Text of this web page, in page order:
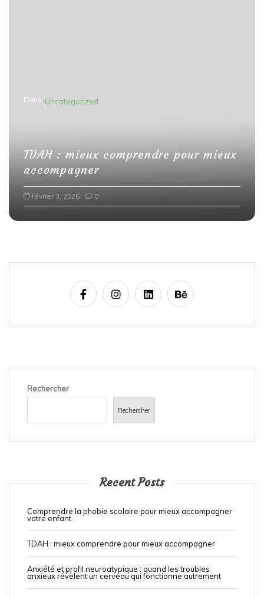
Dans Uncategorized
TDAH : mieux comprendre pour mieux
accompagner
février 3, 2026 0
Rechercher
Rechercher
Recent Posts
Comprendre la phobie scolaire pour mieux accompagner
votre enfant
TDAH : mieux comprendre pour mieux accompagner
Anxiété et profil neuroatypique : quand les troubles
anxieux révèlent un cerveau qui fonctionne autrement